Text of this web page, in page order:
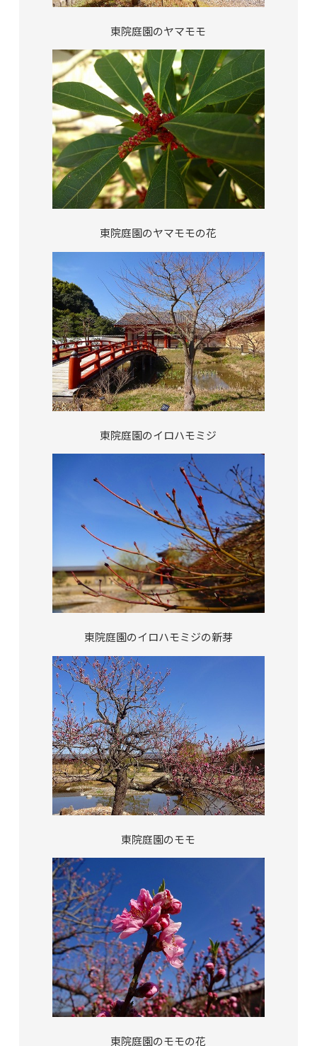
東院庭園のヤマモモ
東院庭園のヤマモモの花
東院庭園のイロハモミジ
東院庭園のイロハモミジの新芽
東院庭園のモモ
東院庭園のモモの花